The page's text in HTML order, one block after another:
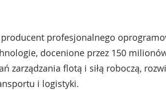
profesjonalnego
docenione przez 150
zarządzania flotą i siłą roboczą,
i logistyki.